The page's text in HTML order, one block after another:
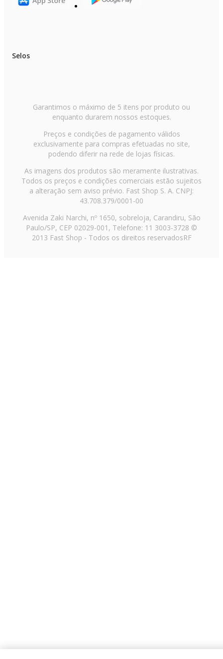
Selos
Garantimos o máximo de 5 itens por produto ou
enquanto durarem nossos estoques.
Preços e condições de pagamento válidos
exclusivamente para compras efetuadas no site,
podendo diferir na rede de lojas físicas.
As imagens dos produtos são meramente ilustrativas.
Todos os preços e condições comerciais estão sujeitos
a alteração sem aviso prévio. Fast Shop S. A. CNPJ:
43.708.379/0001-00
Avenida Zaki Narchi, nº 1650, sobreloja, Carandiru, São
Paulo/SP, CEP 02029-001, Telefone: 11 3003-3728 ©
2013 Fast Shop - Todos os direitos reservadosRF